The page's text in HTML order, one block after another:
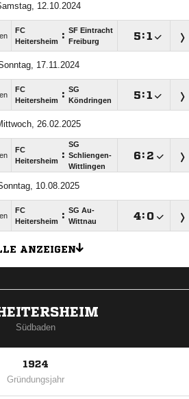
12.10.2024
FC
Heitersheim : SF Eintracht
Freiburg
:
17.11.2024
FC
Heitersheim : SG
Köndringen
:
26.02.2025
FC
Heitersheim :
SG
Schliengen-
Wittlingen
: 
10.08.2025
FC
Heitersheim : SG Au-
Wittnau
: 
ANZEIGEN
Südbaden
1924
Gründungsjahr